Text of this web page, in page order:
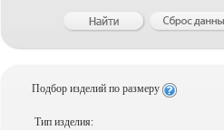
Подбор изделий по размеру
Тип изделия: